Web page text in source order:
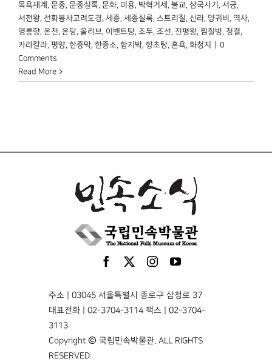
목욕재계 , 문종, 문종실록, 문화, 미용, 박혁거세 , 불교, 삼국사기 , 서긍,
서천왕, 선화봉사고려도경, 세종, 세종실록, 스트리질, 신라, 양귀비 , 역사,
영릉향, 온천, 온탕, 올리브, 이벤트탕, 조두, 조선, 진평왕, 찜질방, 청결,
카라칼라, 평양, 한증막, 한증소, 함지박, 향초탕, 혼욕, 화청지
0
Comments
Read More
주소 | 03045 서울특별시 종로구 삼청로 37
대표전화 | 02-3704-3114 팩스 | 02-3704-
3113
Copyright © 국립민속박물관. ALL RIGHTS
RESERVED